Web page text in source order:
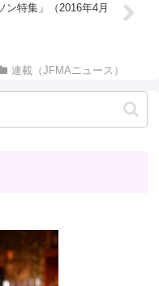
ン特集」（2016年4月
連載（JFMAニュース）